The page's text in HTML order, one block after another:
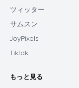
ツィッター
サムスン
JoyPixels
Tiktok
もっと見る